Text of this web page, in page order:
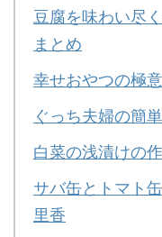
豆腐を味わい尽
まとめ
幸せおやつの極
ぐっち夫婦の簡
白菜の浅漬けの
サバ缶とトマト
里香